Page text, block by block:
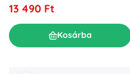
13 490 Ft
Kosárba